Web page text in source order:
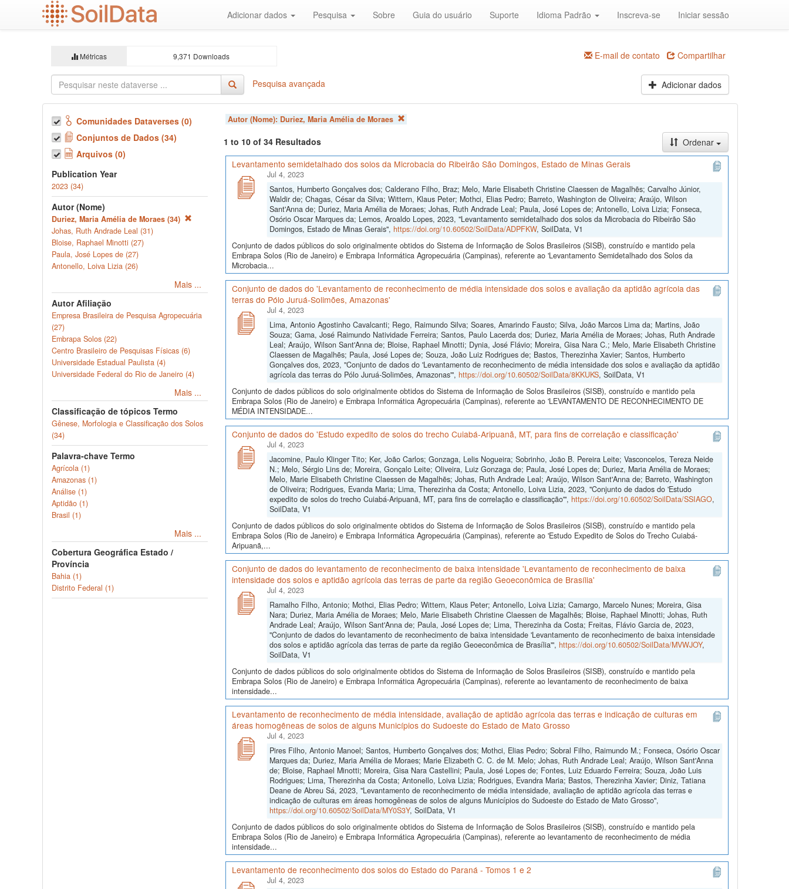
Adicionar dados Pesquisa Sobre Guia do usuário Suporte Idioma Padrão Inscreva-se Iniciar sessão
Métricas 9,371 Downloads E-mail de contato Compartilhar
Pesquisa avançada Adicionar dados
Comunidades Dataverses (0)
Conjuntos de Dados (34)
Arquivos (0)
Publication Year
2023 (34)
Autor (Nome)
Duriez, Maria Amélia de Moraes (34)
Johas, Ruth Andrade Leal (31)
Bloise, Raphael Minotti (27)
Paula, José Lopes de (27)
Antonello, Loiva Lizia (26)
Mais ...
Autor Afiliação
Empresa Brasileira de Pesquisa Agropecuária
(27)
Embrapa Solos (22)
Centro Brasileiro de Pesquisas Físicas (6)
Universidade Estadual Paulista (4)
Universidade Federal do Rio de Janeiro (4)
Mais ...
Classificação de tópicos Termo
Gênese, Morfologia e Classificação dos Solos
(34)
Palavra-chave Termo
Agrícola (1)
Amazonas (1)
Análise (1)
Aptidão (1)
Brasil (1)
Mais ...
Cobertura Geográfica Estado /
Província
Bahia (1)
Distrito Federal (1)
Autor (Nome): Duriez, Maria Amélia de Moraes
1 to 10 of 34 Resultados
Ordenar
Levantamento semidetalhado dos solos da Microbacia do Ribeirão São Domingos, Estado de Minas Gerais
Jul 4, 2023
Santos, Humberto Gonçalves dos; Calderano Filho, Braz; Melo, Marie Elisabeth Christine Claessen de Magalhẽs; Carvalho Júnior,
Waldir de; Chagas, César da Silva; Wittern, Klaus Peter; Mothci, Elias Pedro; Barreto, Washington de Oliveira; Araújo, Wilson
Sant'Anna de; Duriez, Maria Amélia de Moraes; Johas, Ruth Andrade Leal; Paula, José Lopes de; Antonello, Loiva Lizia; Fonseca,
Osório Oscar Marques da; Lemos, Aroaldo Lopes, 2023, "Levantamento semidetalhado dos solos da Microbacia do Ribeirão São
Domingos, Estado de Minas Gerais", https://doi.org/10.60502/SoilData/ADPFKW, SoilData, V1
Conjunto de dados públicos do solo originalmente obtidos do Sistema de Informação de Solos Brasileiros (SISB), construído e mantido pela
Embrapa Solos (Rio de Janeiro) e Embrapa Informática Agropecuária (Campinas), referente ao 'Levantamento Semidetalhado dos Solos da
Microbacia...
Conjunto de dados do 'Levantamento de reconhecimento de média intensidade dos solos e avaliação da aptidão agrícola das
terras do Pólo Juruá-Solimões, Amazonas'
Jul 4, 2023
Lima, Antonio Agostinho Cavalcanti; Rego, Raimundo Silva; Soares, Amarindo Fausto; Silva, João Marcos Lima da; Martins, João
Souza; Gama, José Raimundo Natividade Ferreira; Santos, Paulo Lacerda dos; Duriez, Maria Amélia de Moraes; Johas, Ruth Andrade
Leal; Araújo, Wilson Sant'Anna de; Bloise, Raphael Minotti; Dynia, José Flávio; Moreira, Gisa Nara C.; Melo, Marie Elisabeth Christine
Claessen de Magalhẽs; Paula, José Lopes de; Souza, João Luiz Rodrigues de; Bastos, Therezinha Xavier; Santos, Humberto
Gonçalves dos, 2023, "Conjunto de dados do 'Levantamento de reconhecimento de média intensidade dos solos e avaliação da aptidão
agrícola das terras do Pólo Juruá-Solimões, Amazonas'", https://doi.org/10.60502/SoilData/8KKUKS, SoilData, V1
Conjunto de dados públicos do solo originalmente obtidos do Sistema de Informação de Solos Brasileiros (SISB), construído e mantido pela
Embrapa Solos (Rio de Janeiro) e Embrapa Informática Agropecuária (Campinas), referente ao 'LEVANTAMENTO DE RECONHECIMENTO DE
MÉDIA INTENSIDADE...
Conjunto de dados do 'Estudo expedito de solos do trecho Cuiabá-Aripuanã, MT, para fins de correlação e classificação'
Jul 4, 2023
Jacomine, Paulo Klinger Tito; Ker, João Carlos; Gonzaga, Lelis Nogueira; Sobrinho, João B. Pereira Leite; Vasconcelos, Tereza Neide
N.; Melo, Sérgio Lins de; Moreira, Gonçalo Leite; Oliveira, Luiz Gonzaga de; Paula, José Lopes de; Duriez, Maria Amélia de Moraes;
Melo, Marie Elisabeth Christine Claessen de Magalhẽs; Johas, Ruth Andrade Leal; Araújo, Wilson Sant'Anna de; Barreto, Washington
de Oliveira; Rodrigues, Evanda Maria; Lima, Therezinha da Costa; Antonello, Loiva Lizia, 2023, "Conjunto de dados do 'Estudo
expedito de solos do trecho Cuiabá-Aripuanã, MT, para fins de correlação e classificação'", https://doi.org/10.60502/SoilData/SSIAGO,
SoilData, V1
Conjunto de dados públicos do solo originalmente obtidos do Sistema de Informação de Solos Brasileiros (SISB), construído e mantido pela
Embrapa Solos (Rio de Janeiro) e Embrapa Informática Agropecuária (Campinas), referente ao 'Estudo Expedito de Solos do Trecho Cuiabá-
Aripuanã,...
Conjunto de dados do levantamento de reconhecimento de baixa intensidade 'Levantamento de reconhecimento de baixa
intensidade dos solos e aptidão agrícola das terras de parte da região Geoeconômica de Brasília'
Jul 4, 2023
Ramalho Filho, Antonio; Mothci, Elias Pedro; Wittern, Klaus Peter; Antonello, Loiva Lizia; Camargo, Marcelo Nunes; Moreira, Gisa
Nara; Duriez, Maria Amélia de Moraes; Melo, Marie Elisabeth Christine Claessen de Magalhẽs; Bloise, Raphael Minotti; Johas, Ruth
Andrade Leal; Araújo, Wilson Sant'Anna de; Paula, José Lopes de; Lima, Therezinha da Costa; Freitas, Flávio Garcia de, 2023,
"Conjunto de dados do levantamento de reconhecimento de baixa intensidade 'Levantamento de reconhecimento de baixa intensidade
dos solos e aptidão agrícola das terras de parte da região Geoeconômica de Brasília'", https://doi.org/10.60502/SoilData/MVWJOY,
SoilData, V1
Conjunto de dados públicos do solo originalmente obtidos do Sistema de Informação de Solos Brasileiros (SISB), construído e mantido pela
Embrapa Solos (Rio de Janeiro) e Embrapa Informática Agropecuária (Campinas), referente ao levantamento de reconhecimento de baixa
intensidade...
Levantamento de reconhecimento de média intensidade, avaliação de aptidão agrícola das terras e indicação de culturas em
áreas homogêneas de solos de alguns Municípios do Sudoeste do Estado de Mato Grosso
Jul 4, 2023
Pires Filho, Antonio Manoel; Santos, Humberto Gonçalves dos; Mothci, Elias Pedro; Sobral Filho, Raimundo M.; Fonseca, Osório Oscar
Marques da; Duriez, Maria Amélia de Moraes; Marie Elizabeth C. C. de M. Melo; Johas, Ruth Andrade Leal; Araújo, Wilson Sant'Anna
de; Bloise, Raphael Minotti; Moreira, Gisa Nara Castellini; Paula, José Lopes de; Fontes, Luiz Eduardo Ferreira; Souza, João Luis
Rodrigues; Lima, Therezinha da Costa; Antonello, Loiva Lizia; Rodrigues, Evandra Maria; Bastos, Therezinha Xavier; Diniz, Tatiana
Deane de Abreu Sá, 2023, "Levantamento de reconhecimento de média intensidade, avaliação de aptidão agrícola das terras e
indicação de culturas em áreas homogêneas de solos de alguns Municípios do Sudoeste do Estado de Mato Grosso",
https://doi.org/10.60502/SoilData/MY0S3Y, SoilData, V1
Conjunto de dados públicos do solo originalmente obtidos do Sistema de Informação de Solos Brasileiros (SISB), construído e mantido pela
Embrapa Solos (Rio de Janeiro) e Embrapa Informática Agropecuária (Campinas), referente ao levantamento de reconhecimento de média
intensidade...
Levantamento de reconhecimento dos solos do Estado do Paraná - Tomos 1 e 2
Jul 4, 2023